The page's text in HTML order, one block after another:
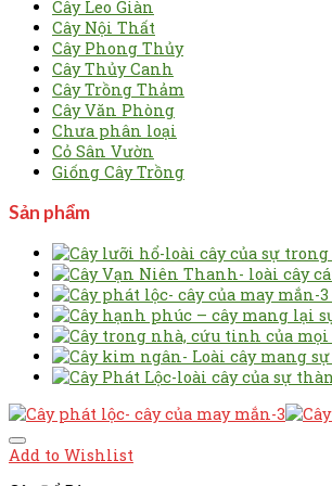
Cây Leo Giàn
Cây Nội Thất
Cây Phong Thủy
Cây Thủy Canh
Cây Trồng Thảm
Cây Văn Phòng
Chưa phân loại
Cỏ Sân Vườn
Giống Cây Trồng
Sản phẩm
Add to Wishlist